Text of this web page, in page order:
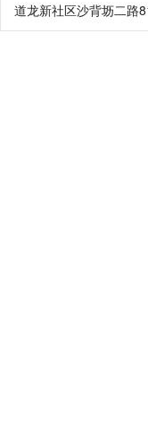
道龙新社区沙背坜二路